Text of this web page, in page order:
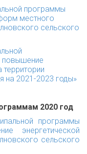
программы
местного
сельского
повышение
территории
на 2021-2023 годы»
2020 год
программы
энергетической
сельского